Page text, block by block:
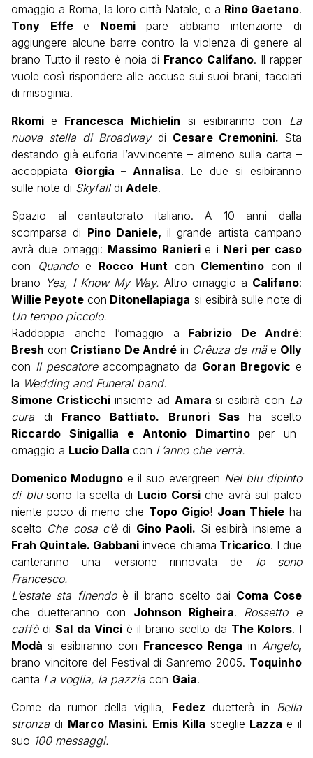
omaggio a Roma, la loro città Natale, e a Rino Gaetano.
Tony Effee Noemi pare abbiano intenzione di
aggiungere alcune barre contro la violenza di genere al
brano Tutto il resto è noia di Franco Califano. Il rapper
vuole così rispondere alle accuse sui suoi brani, tacciati
di misoginia.
Rkomi e Francesca Michielin si esibiranno con La
nuova stella di Broadwaydi Cesare Cremonini. Sta
destando già euforia l’avvincente – almeno sulla carta –
accoppiata Giorgia – Annalisa. Le due si esibiranno
sulle note di Skyfalldi Adele.
Spazio al cantautorato italiano. A 10 anni dalla
scomparsa di Pino Daniele, il grande artista campano
avrà due omaggi: Massimo Ranierie i Neri per caso
con Quandoe Rocco Huntcon Clementinocon il
brano Yes, I Know My Way.Altro omaggio a Califano:
Willie Peyote con Ditonellapiaga si esibirà sulle note di
Un tempo piccolo.
Raddoppia anche l’omaggio a Fabrizio De André:
Bresh con Cristiano De Andréin Crêuza de mäe Olly
con Il pescatore accompagnato da Goran Bregovic e
la Wedding and Funeral band.
Simone Cristicchi insieme ad Amarasi esibirà con La
cura di Franco Battiato. Brunori Sasha scelto
Riccardo Sinigallia e Antonio Dimartino per un
omaggio a Lucio Dalla con L’anno che verrà.
Domenico Modugno e il suo evergreen Nel blu dipinto
di blusono la scelta di Lucio Corsiche avrà sul palco
niente poco di meno che Topo Gigio! Joan Thiele ha
scelto Che cosa c’èdi Gino Paoli. Si esibirà insieme a
Frah Quintale. Gabbani invece chiama Tricarico. I due
canteranno una versione rinnovata de Io sono
Francesco.
L’estate sta finendoè il brano scelto dai Coma Cose
che duetteranno con Johnson Righeira. Rossetto e
caffèdiSal da Vinciè il brano scelto da TheKolors. I
Modà si esibiranno con Francesco Renga in Angelo,
brano vincitore del Festival di Sanremo 2005. Toquinho
canta La voglia, la pazzia con Gaia.
Come da rumor della vigilia, Fedez duetterà in Bella
stronza di Marco Masini. Emis Killa sceglie Lazza e il
suo 100 messaggi.